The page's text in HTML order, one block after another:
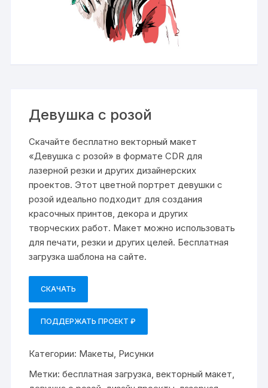
Девушка с розой
Скачайте бесплатно векторный макет
«Девушка с розой» в формате CDR для
лазерной резки и других дизайнерских
проектов. Этот цветной портрет девушки с
розой идеально подходит для создания
красочных принтов, декора и других
творческих работ. Макет можно использовать
для печати, резки и других целей. Бесплатная
загрузка шаблона на сайте.
СКАЧАТЬ
ПОДДЕРЖАТЬ ПРОЕКТ ₽
Категории: Макеты Рисунки
Метки:бесплатная загрузка ,векторный макет